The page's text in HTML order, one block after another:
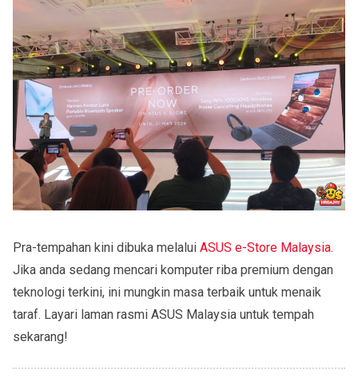
Pra-tempahan kini dibuka melalui ASUS e-Store Malaysia.
Jika anda sedang mencari komputer riba premium dengan
teknologi terkini, ini mungkin masa terbaik untuk menaik
taraf. Layari laman rasmi ASUS Malaysia untuk tempah
sekarang!